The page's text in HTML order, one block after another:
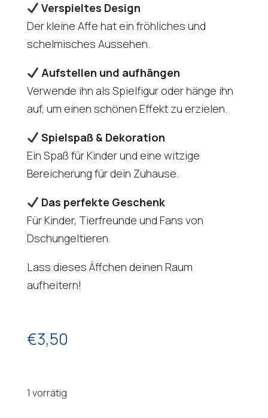
Verspieltes Design
Der kleine Affe hat ein fröhliches und
schelmisches Aussehen.
Aufstellen und aufhängen
Verwende ihn als Spielfigur oder hänge ihn
auf, um einen schönen Effekt zu erzielen.
Spielspaß & Dekoration
Ein Spaß für Kinder und eine witzige
Bereicherung für dein Zuhause.
Das perfekte Geschenk
Für Kinder, Tierfreunde und Fans von
Dschungeltieren.
Lass dieses Äffchen deinen Raum
aufheitern!
€3,50
1 vorrätig